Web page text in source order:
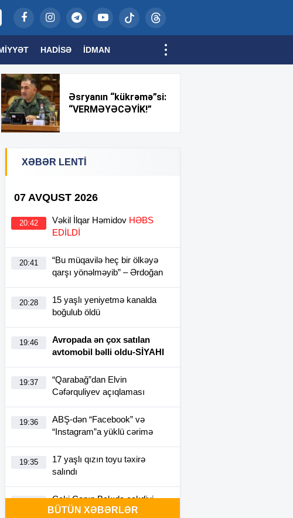
HADISƏ İDMAN
Əsryanın “kükrəmə”si:
“VERMƏYƏCƏYİK!”
XƏBƏR LENTİ
07 AVQUST 2026
20:42 Vəkil İlqar Həmidov HƏBS
EDİLDİ
20:41
“Bu müqavilə heç bir ölkəyə
qarşı yönəlməyib” – Ərdoğan
20:28
15 yaşlı yeniyetmə kanalda
boğulub öldü
19:46
Avropada ən çox satılan
avtomobil bəlli oldu-SİYAHI
19:37
“Qarabağ”dan Elvin
Cəfərquliyev açıqlaması
19:36
ABŞ-dən “Facebook” və
“Instagram”a yüklü cərimə
19:35
17 yaşlı qızın toyu təxirə
salındı
Ceki Çanın Bakıda çəkdiyi
filmə görə Azərbaycan 1
BÜTÜN XƏBƏRLƏR